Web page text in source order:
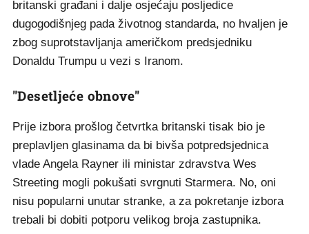
britanski građani i dalje osjećaju posljedice
dugogodišnjeg pada životnog standarda, no hvaljen je
zbog suprotstavljanja američkom predsjedniku
Donaldu Trumpu u vezi s Iranom.
"Desetljeće obnove"
Prije izbora prošlog četvrtka britanski tisak bio je
preplavljen glasinama da bi bivša potpredsjednica
vlade Angela Rayner ili ministar zdravstva Wes
Streeting mogli pokušati svrgnuti Starmera. No, oni
nisu popularni unutar stranke, a za pokretanje izbora
trebali bi dobiti potporu velikog broja zastupnika.